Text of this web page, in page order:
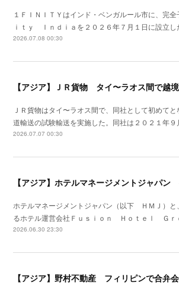
１ＦＩＮＩＴＹはインド・ベンガルール市に、完
ｉｔｙ Ｉｎｄｉａを２０２６年７月１日に設立
2026.07.08 00:30
ＪＲ貨物はタイ〜ラオス間で、同社として初めて
道輸送の試験輸送を実施した。同社は２０２１年
2026.07.07 00:30
ホテルマネージメントジャパン（以下 ＨＭＪ）と
るホテル運営会社Ｆｕｓｉｏｎ Ｈｏｔｅｌ Ｇ
2026.06.30 23:30